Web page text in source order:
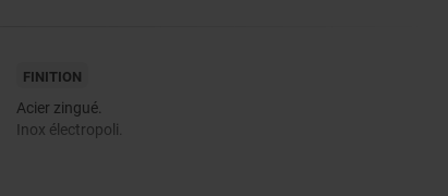
FINITION
Acier zingué.
Inox électropoli.